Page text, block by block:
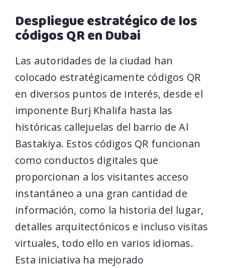
Despliegue estratégico de los
códigos QR en Dubai
Las autoridades de la ciudad han
colocado estratégicamente códigos QR
en diversos puntos de interés, desde el
imponente Burj Khalifa hasta las
históricas callejuelas del barrio de Al
Bastakiya. Estos códigos QR funcionan
como conductos digitales que
proporcionan a los visitantes acceso
instantáneo a una gran cantidad de
información, como la historia del lugar,
detalles arquitectónicos e incluso visitas
virtuales, todo ello en varios idiomas.
Esta iniciativa ha mejorado